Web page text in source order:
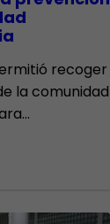
recoger
la comunidad